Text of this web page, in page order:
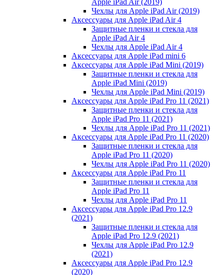
Чехлы для Apple iPad Air (2019)
Аксессуары для Apple iPad Air 4
Защитные пленки и стекла для
Apple iPad Air 4
Чехлы для Apple iPad Air 4
Аксессуары для Apple iPad mini 6
Аксессуары для Apple iPad Mini (2019)
Защитные пленки и стекла для
Apple iPad Mini (2019)
Чехлы для Apple iPad Mini (2019)
Аксессуары для Apple iPad Pro 11 (2021)
Защитные пленки и стекла для
Apple iPad Pro 11 (2021)
Чехлы для Apple iPad Pro 11 (2021)
Аксессуары для Apple iPad Pro 11 (2020)
Защитные пленки и стекла для
Apple iPad Pro 11 (2020)
Чехлы для Apple iPad Pro 11 (2020)
Аксессуары для Apple iPad Pro 11
Защитные пленки и стекла для
Apple iPad Pro 11
Чехлы для Apple iPad Pro 11
Аксессуары для Apple iPad Pro 12.9
(2021)
Защитные пленки и стекла для
Apple iPad Pro 12.9 (2021)
Чехлы для Apple iPad Pro 12.9
(2021)
Аксессуары для Apple iPad Pro 12.9
(2020)